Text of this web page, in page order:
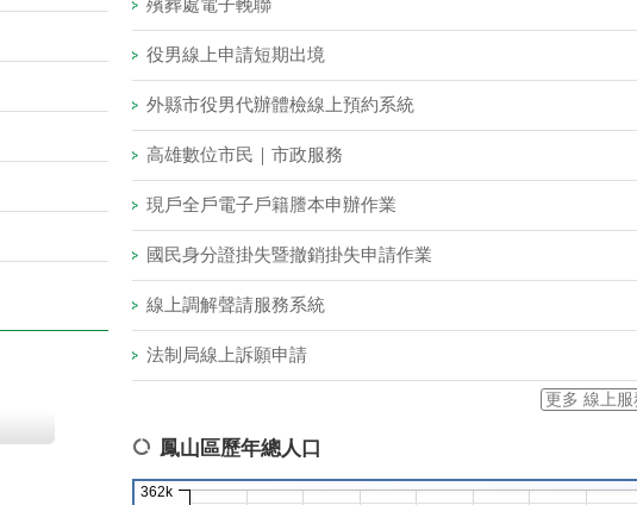
殯葬處電子輓聯
役男線上申請短期出境
外縣市役男代辦體檢線上預約系統
高雄數位市民｜市政服務
現戶全戶電子戶籍謄本申辦作業
國民身分證掛失暨撤銷掛失申請作業
線上調解聲請服務系統
法制局線上訴願申請
更多 線上
鳳山區歷年總人口
362k